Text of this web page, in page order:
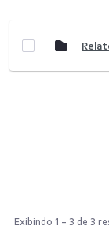
Exibindo 1 - 3 de 3